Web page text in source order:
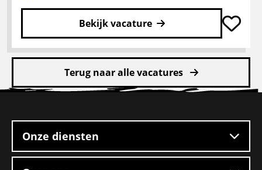
Bekijk vacature
Lees
meer
CE
Terug naar alle vacatures
footer
Onze diensten